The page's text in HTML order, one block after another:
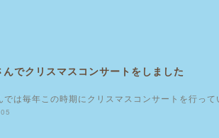
でクリスマスコンサートをしました
では毎年この時期にクリスマスコンサートを行って